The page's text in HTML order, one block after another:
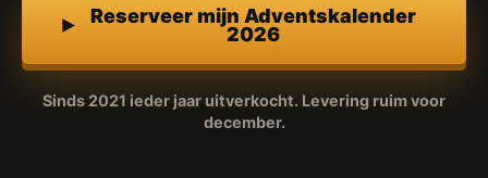
Reserveer mijn Adventskalender
2026
Sinds 2021 ieder jaar uitverkocht. Levering ruim voor
december.